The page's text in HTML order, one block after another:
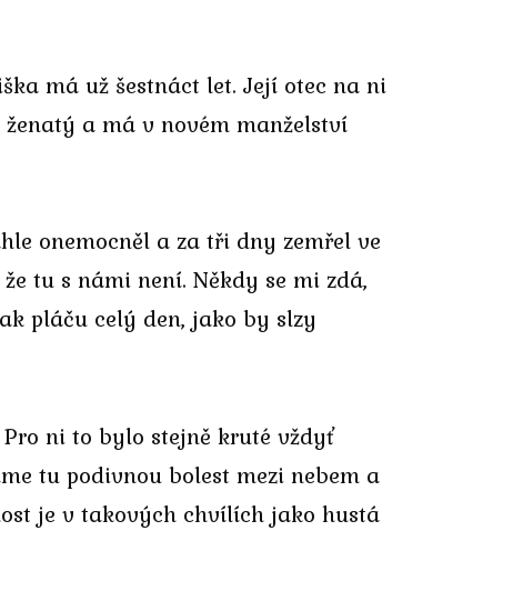
má už šestnáct let. Její otec na ni
a má v novém manželství
onemocněl a za tři dny zemřel ve
tu s námi není. Někdy se mi zdá,
pláču celý den, jako by slzy
ni to bylo stejně kruté vždyť
tu podivnou bolest mezi nebem a
je v takových chvílích jako hustá